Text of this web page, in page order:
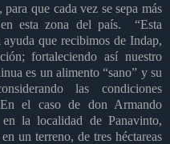
que cada vez se sepa más
esta zona del país.
“Esta
que recibimos de Indap,
fortaleciendo así nuestro
es un alimento “sano” y su
las condiciones
En el caso de don Armando
la localidad de Panavinto,
un terreno, de tres héctareas